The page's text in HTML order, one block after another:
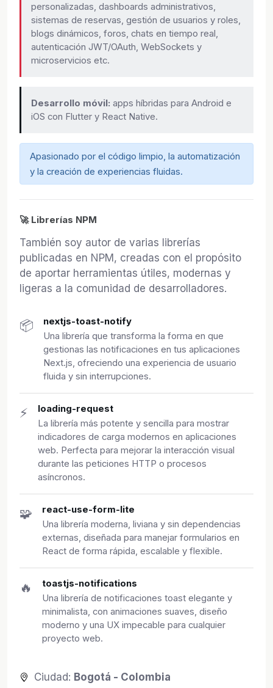
personalizadas, dashboards administrativos,
sistemas de reservas, gestión de usuarios y roles,
blogs dinámicos, foros, chats en tiempo real,
autenticación JWT/OAuth, WebSockets y
microservicios etc.
Desarrollo móvil: apps híbridas para Android e
iOS con Flutter y React Native.
Apasionado por el código limpio, la automatización
y la creación de experiencias fluidas.
🚀 Librerías NPM
También soy autor de varias librerías
publicadas en NPM, creadas con el propósito
de aportar herramientas útiles, modernas y
ligeras a la comunidad de desarrolladores.
📦 nextjs-toast-notify
Una librería que transforma la forma en que
gestionas las notificaciones en tus aplicaciones
Next.js, ofreciendo una experiencia de usuario
fluida y sin interrupciones.
⚡ loading-request
La librería más potente y sencilla para mostrar
indicadores de carga modernos en aplicaciones
web. Perfecta para mejorar la interacción visual
durante las peticiones HTTP o procesos
asíncronos.
🧩 react-use-form-lite
Una librería moderna, liviana y sin dependencias
externas, diseñada para manejar formularios en
React de forma rápida, escalable y flexible.
🔥 toastjs-notifications
Una librería de notificaciones toast elegante y
minimalista, con animaciones suaves, diseño
moderno y una UX impecable para cualquier
proyecto web.
Ciudad: Bogotá - Colombia